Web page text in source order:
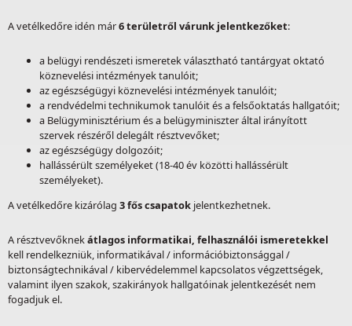
A vetélkedőre idén már6 területről várunk jelentkezőket:
a belügyi rendészeti ismeretek választható tantárgyat oktató
köznevelési intézmények tanulóit;
az egészségügyi köznevelési intézmények tanulóit;
a rendvédelmi technikumok tanulóit és a felsőoktatás hallgatóit;
a Belügyminisztérium és a belügyminiszter által irányított
szervek részéről delegált résztvevőket;
az egészségügy dolgozóit;
hallássérült személyeket (18-40 év közötti hallássérült
személyeket).
A vetélkedőre kizárólag 3 fős csapatok jelentkezhetnek.
A résztvevőknekátlagos informatikai, felhasználói ismeretekkel
kell rendelkezniük, informatikával / információbiztonsággal /
biztonságtechnikával / kibervédelemmel kapcsolatos végzettségek,
valamint ilyen szakok, szakirányok hallgatóinak jelentkezését nem
fogadjuk el.